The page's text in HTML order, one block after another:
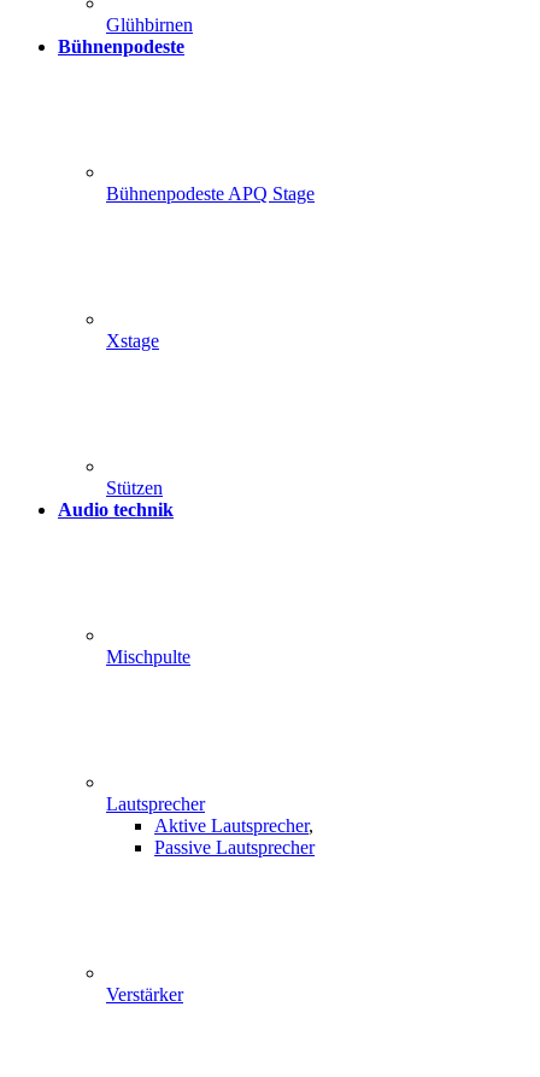
Glühbirnen
Bühnenpodeste
Bühnenpodeste APQ Stage
Xstage
Stützen
Audio technik
Mischpulte
Lautsprecher
Aktive Lautsprecher,
Passive Lautsprecher
Verstärker